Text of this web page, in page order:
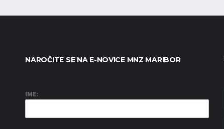
NAROČITE SE NA E-NOVICE MNZ MARIBOR
IME: